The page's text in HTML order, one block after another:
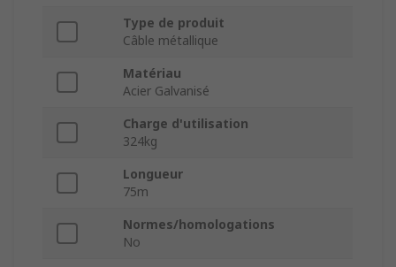
Type de produit
Câble métallique
Matériau
Acier Galvanisé
Charge d'utilisation
324kg
Longueur
75m
Normes/homologations
No